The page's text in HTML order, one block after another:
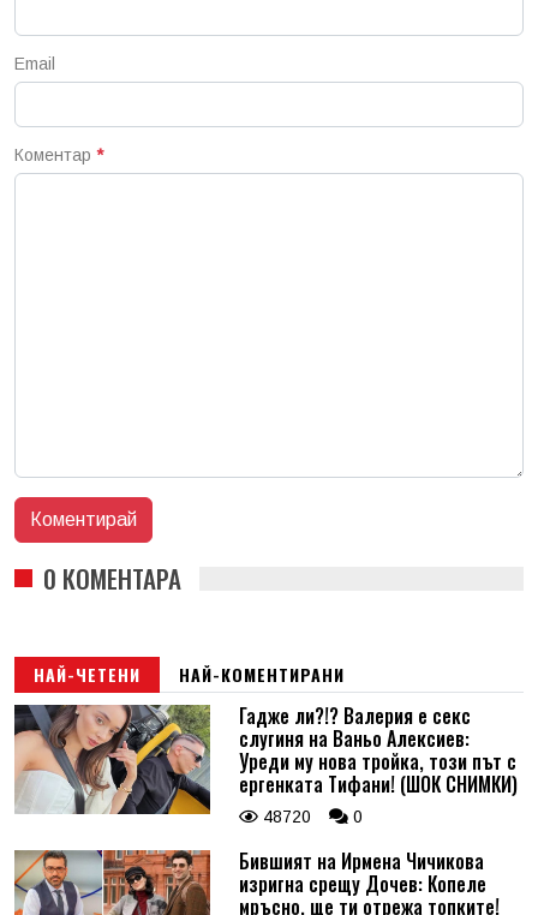
Email
Коментар *
0 КОМЕНТАРА
НАЙ-ЧЕТЕНИ НАЙ-КОМЕНТИРАНИ
Гадже ли?!? Валерия е секс
слугиня на Ваньо Алексиев:
Уреди му нова тройка, този път с
ергенката Тифани! (ШОК СНИМКИ)
48720 0
Бившият на Ирмена Чичикова
изригна срещу Дочев: Копеле
мръсно, ще ти отрежа топките!